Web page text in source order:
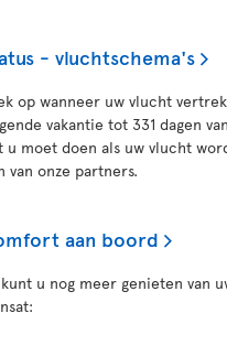
- vluchtschema's
op wanneer uw vlucht
vakantie tot 331 dagen
u moet doen als uw vlucht
van onze partners.
aan boord
u nog meer genieten van